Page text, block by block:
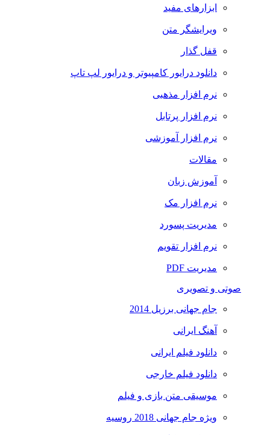
ابزارهای مفید
ویرایشگر متن
قفل گذار
دانلود درایور کامپیوتر و درایور لپ تاپ
نرم افزار مذهبی
نرم افزار پرتابل
نرم افزار آموزشی
مقالات
آموزش زبان
نرم افزار مک
مدیریت پسورد
نرم افزار تقویم
مدیریت PDF
صوتی و تصویری
جام جهانی برزیل 2014
آهنگ ایرانی
دانلود فیلم ایرانی
دانلود فیلم خارجی
موسیقی متن بازی و فیلم
ویژه جام جهانی 2018 روسیه